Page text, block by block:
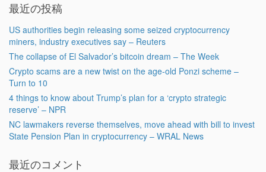
最近の投稿
US authorities begin releasing some seized cryptocurrency
miners, industry executives say – Reuters
The collapse of El Salvador’s bitcoin dream – The Week
Crypto scams are a new twist on the age-old Ponzi scheme –
Turn to 10
4 things to know about Trump’s plan for a ‘crypto strategic
reserve’ – NPR
NC lawmakers reverse themselves, move ahead with bill to invest
State Pension Plan in cryptocurrency – WRAL News
最近のコメント